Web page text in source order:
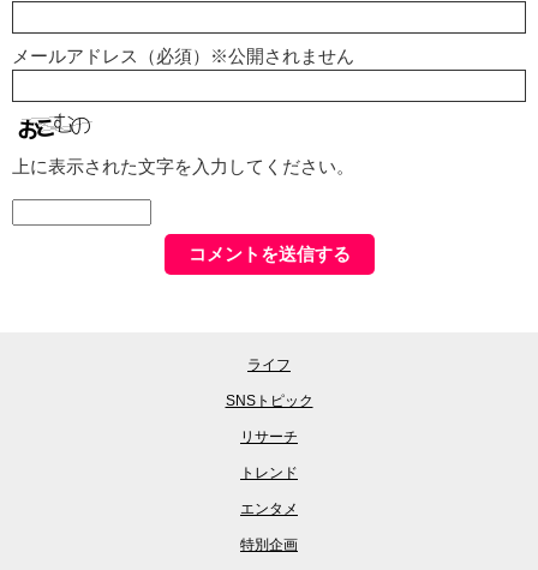
メールアドレス（必須）※公開されません
上に表示された文字を入力してください。
ライフ
SNSトピック
リサーチ
トレンド
エンタメ
特別企画